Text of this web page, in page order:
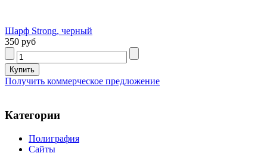
Шарф Strong, черный
350 руб
Получить коммерческое предложение
Категории
Полиграфия
Сайты